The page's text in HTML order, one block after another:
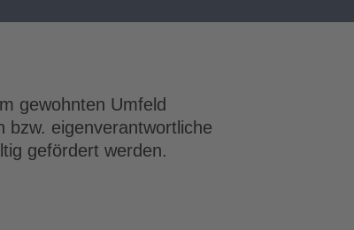
gewohnten Umfeld
bzw. eigenverantwortliche
gefördert werden.